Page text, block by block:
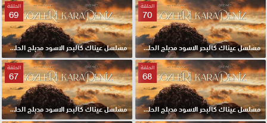
الحلقة
70
مسلسل عيناك كالبحر الاسود مدبلج الحلقة 70 HD
الحلقة
69
مسلسل عيناك كالبحر الاسود مدبلج الحلقة 69 HD
الحلقة
68
مسلسل عيناك كالبحر الاسود مدبلج الحلقة 68 HD
الحلقة
67
مسلسل عيناك كالبحر الاسود مدبلج الحلقة 67 HD